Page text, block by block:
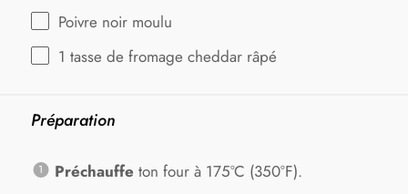
Poivre noir moulu
1 tasse de fromage cheddar râpé
Préparation
Préchauffe ton four à 175°C (350°F).